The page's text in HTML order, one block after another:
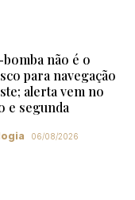
não é o
para navegação
alerta vem no
e segunda
06/08/2026